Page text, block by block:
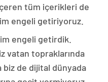
tüm içerikleri de
engeli getiriyoruz.
engeli getirdik.
vatan topraklarında
de dijital dünyada